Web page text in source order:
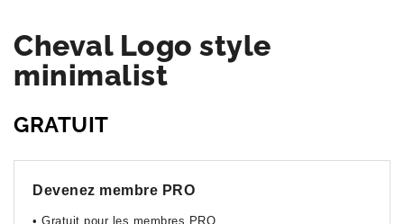
Cheval Logo style
minimalist
GRATUIT
Devenez membre PRO
• Gratuit pour les membres PRO.